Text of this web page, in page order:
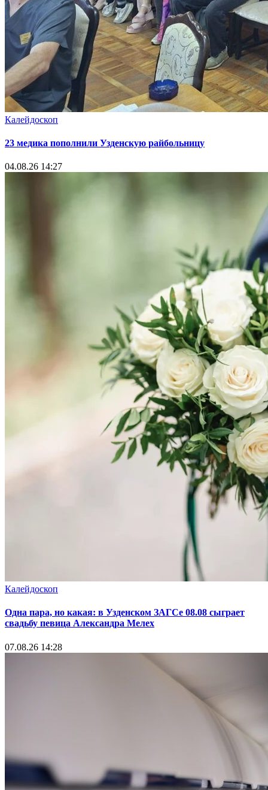
Калейдоскоп
23 медика пополнили Узденскую райбольницу
04.08.26 14:27
Калейдоскоп
Одна пара, но какая: в Узденском ЗАГСе 08.08 сыграет
свадьбу певица Александра Мелех
07.08.26 14:28